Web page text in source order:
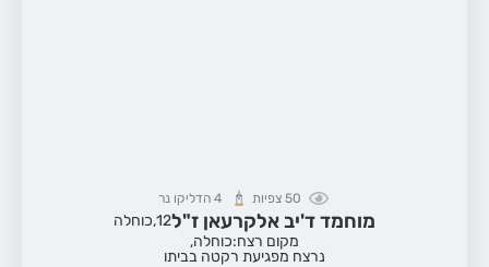
50 צפיות 4 הדליקו נר
מוחמד ד'יב אלקרעאן ז"ל12, כוחלה
מקום רצח:כוחלה,
נרצח מפגיעת רקטה בביתו